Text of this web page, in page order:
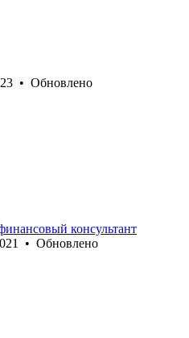
• Обновлено
консультант
• Обновлено